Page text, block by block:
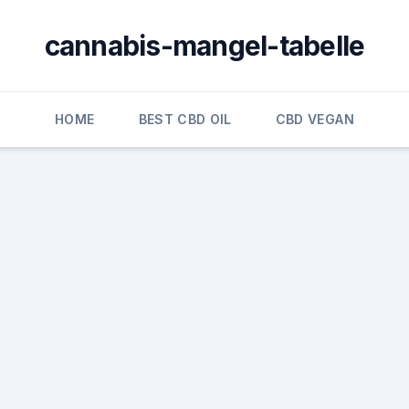
cannabis-mangel-tabelle
HOME BEST CBD OIL CBD VEGAN